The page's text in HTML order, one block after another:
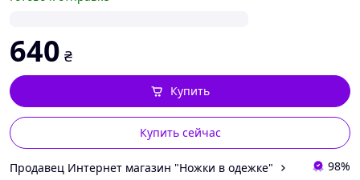
640 ₴
Купить сейчас
Купить
Продавец Интернет магазин "Ножки в одежке" 98%